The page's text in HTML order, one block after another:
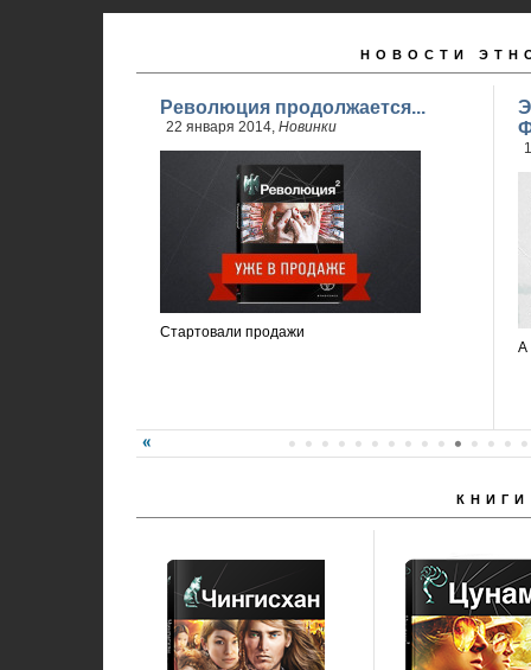
НОВОСТИ
Революция продолжается...
22 января 2014, Новинки
Стартовали продажи
А
КНИГИ